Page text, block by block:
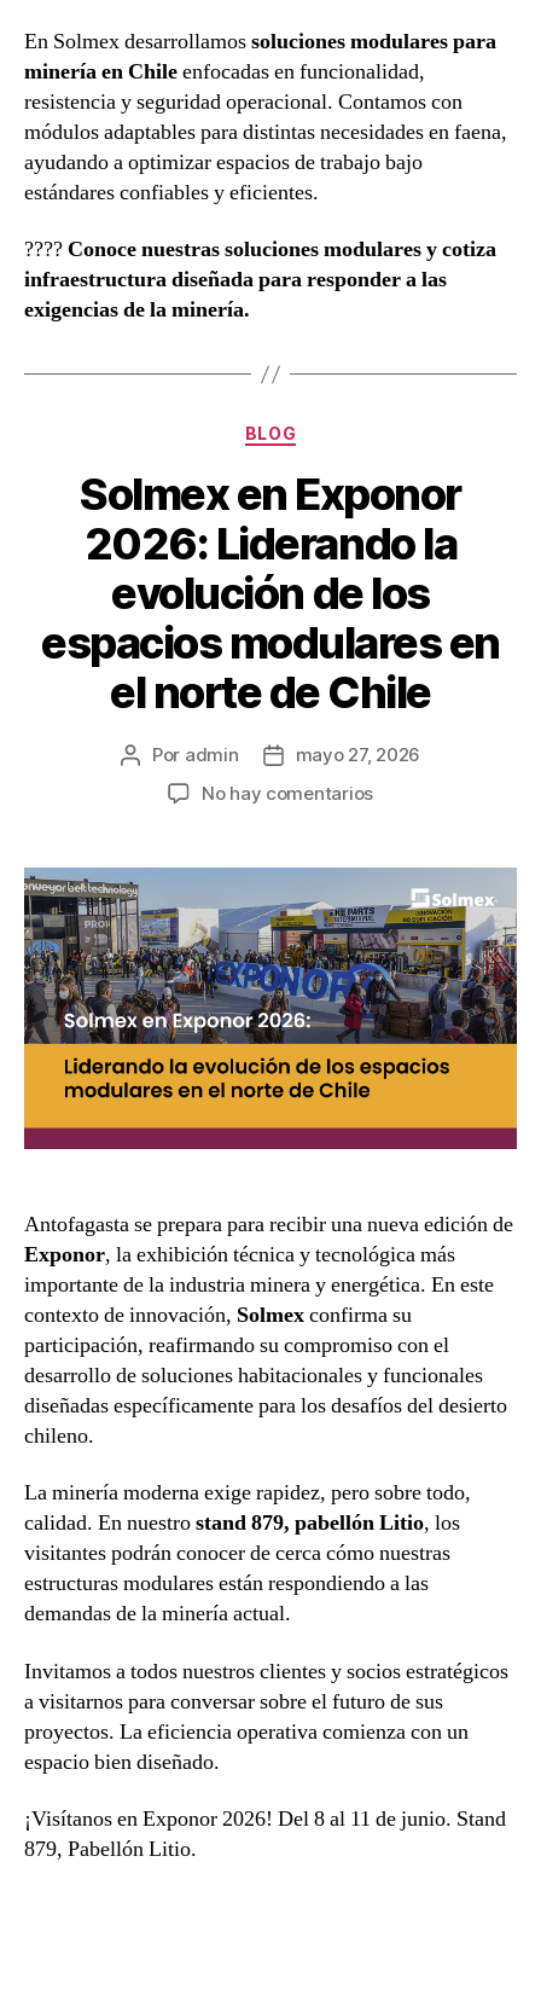
En Solmex desarrollamossoluciones modulares para
minería en Chileenfocadas en funcionalidad,
resistencia y seguridad operacional. Contamos con
módulos adaptables para distintas necesidades en faena,
ayudando a optimizar espacios de trabajo bajo
estándares confiables y eficientes.
????Conoce nuestras soluciones modulares y cotiza
infraestructura diseñada para responder a las
exigencias de la minería.
BLOG
Solmex en Exponor
2026: Liderando la
evolución de los
espacios modulares en
el norte de Chile
Por admin
mayo 27, 2026
No hay comentarios
Antofagasta se prepara para recibir una nueva edición de
Exponor, la exhibición técnica y tecnológica más
importante de la industria minera y energética. En este
contexto de innovación, Solmexconfirma su
participación, reafirmando su compromiso con el
desarrollo de soluciones habitacionales y funcionales
diseñadas específicamente para los desafíos del desierto
chileno.
La minería moderna exige rapidez, pero sobre todo,
calidad. En nuestrostand 879, pabellón Litio, los
visitantes podrán conocer de cerca cómo nuestras
estructuras modulares están respondiendo a las
demandas de la minería actual.
Invitamos a todos nuestros clientes y socios estratégicos
a visitarnos para conversar sobre el futuro de sus
proyectos. La eficiencia operativa comienza con un
espacio bien diseñado.
¡Visítanos en Exponor 2026! Del 8 al 11 de junio. Stand
879, Pabellón Litio.